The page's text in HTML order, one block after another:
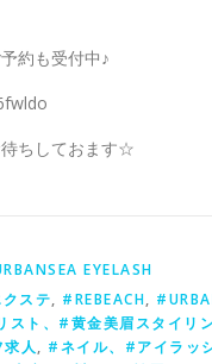
約も受付中♪
ちしておます‪☆
EYELASH
ステ, #REBEACH,
スト、#黄金美眉スタイリ
人, #ネイル、#アイラッ